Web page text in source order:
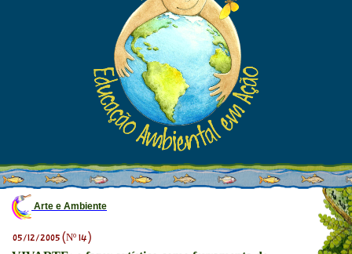
Arte e Ambiente
05/12/2005 (Nº 14)